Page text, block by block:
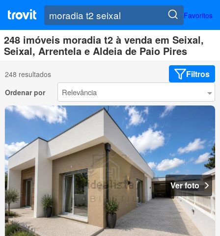
Favoritos
248 imóveis moradia t2 à venda em Seixal,
Seixal, Arrentela e Aldeia de Paio Pires
248 resultados Filtros
Ordenar por
Ver foto